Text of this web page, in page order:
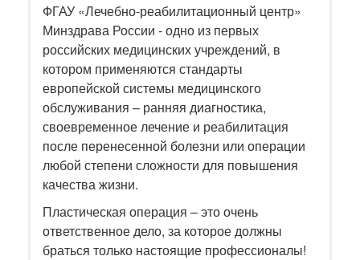
ФГАУ «Лечебно-реабилитационный центр»
Минздрава России - одно из первых
российских медицинских учреждений, в
котором применяются стандарты
европейской системы медицинского
обслуживания – ранняя диагностика,
своевременное лечение и реабилитация
после перенесенной болезни или операции
любой степени сложности для повышения
качества жизни.
Пластическая операция – это очень
ответственное дело, за которое должны
браться только настоящие профессионалы!